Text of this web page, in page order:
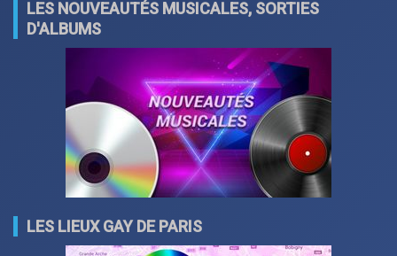
LES NOUVEAUTÉS MUSICALES, SORTIES
D'ALBUMS
LES LIEUX GAY DE PARIS